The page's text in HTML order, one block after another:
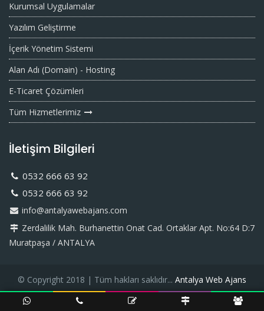
Kurumsal Uygulamalar
Yazılım Geliştirme
İçerik Yönetim Sistemi
Alan Adı (Domain) - Hosting
E-Ticaret Çözümleri
Tüm Hizmetlerimiz
İletişim Bilgileri
0532 666 63 92
0532 666 63 92
info@antalyawebajans.com
Zerdalilik Mah. Burhanettin Onat Cad. Ortaklar Apt. No:64 D:7
Muratpaşa / ANTALYA
© Copyright 2018 | Tüm hakları saklıdır... Antalya Web Ajans